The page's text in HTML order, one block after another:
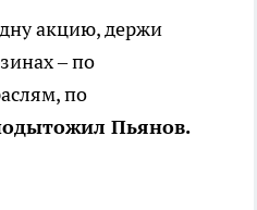
акцию, держи
– по
по
Пьянов.